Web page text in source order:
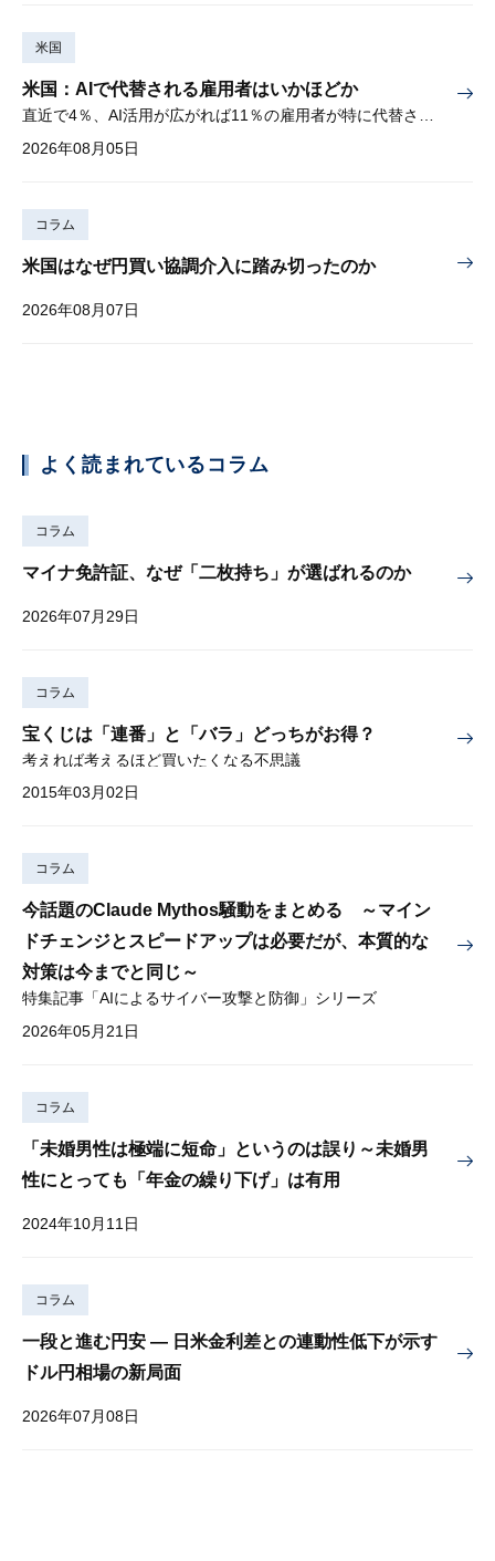
米国
米国：AIで代替される雇用者はいかほどか
直近で4％、AI活用が広がれば11％の雇用者が特に代替されやすい
2026年08月05日
コラム
米国はなぜ円買い協調介入に踏み切ったのか
2026年08月07日
よく読まれているコラム
コラム
マイナ免許証、なぜ「二枚持ち」が選ばれるのか
2026年07月29日
コラム
宝くじは「連番」と「バラ」どっちがお得？
考えれば考えるほど買いたくなる不思議
2015年03月02日
コラム
今話題のClaude Mythos騒動をまとめる ～マイン
ドチェンジとスピードアップは必要だが、本質的な
対策は今までと同じ～
特集記事「AIによるサイバー攻撃と防御」シリーズ
2026年05月21日
コラム
「未婚男性は極端に短命」というのは誤り～未婚男
性にとっても「年金の繰り下げ」は有用
2024年10月11日
コラム
一段と進む円安 — 日米金利差との連動性低下が示す
ドル円相場の新局面
2026年07月08日